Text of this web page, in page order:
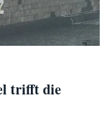
trifft die